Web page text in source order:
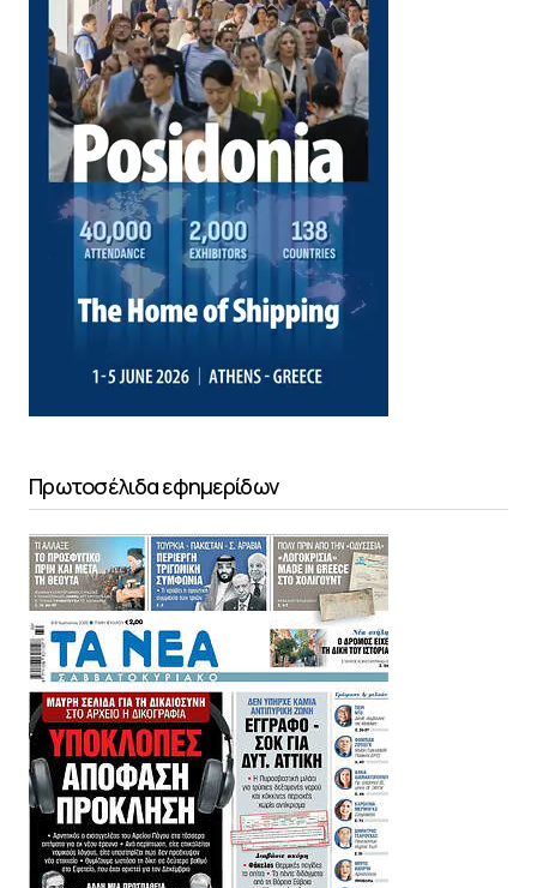
Πρωτοσέλιδα εφημερίδων